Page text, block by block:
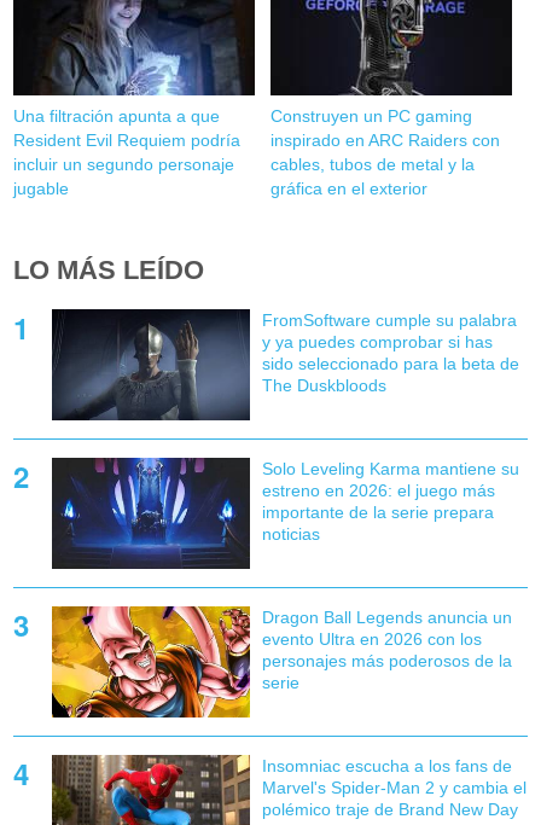
Una filtración apunta a que
Resident Evil Requiem podría
incluir un segundo personaje
jugable
Construyen un PC gaming
inspirado en ARC Raiders con
cables, tubos de metal y la
gráfica en el exterior
LO MÁS LEÍDO
FromSoftware cumple su palabra
y ya puedes comprobar si has
sido seleccionado para la beta de
The Duskbloods
Solo Leveling Karma mantiene su
estreno en 2026: el juego más
importante de la serie prepara
noticias
Dragon Ball Legends anuncia un
evento Ultra en 2026 con los
personajes más poderosos de la
serie
Insomniac escucha a los fans de
Marvel's Spider-Man 2 y cambia el
polémico traje de Brand New Day